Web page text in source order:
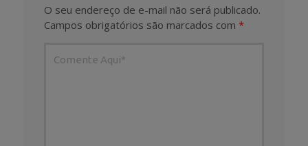
O seu endereço de e-mail não será publicado.
Campos obrigatórios são marcados com *